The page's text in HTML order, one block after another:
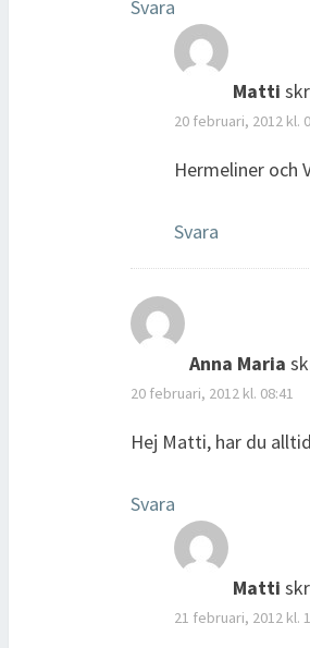
Svara
Matti
20 februari, 2012 kl.
Hermeliner och
Svara
Anna Maria
20 februari, 2012 kl. 08:41
Hej Matti, har du
Svara
Matti
21 februari, 2012 kl.